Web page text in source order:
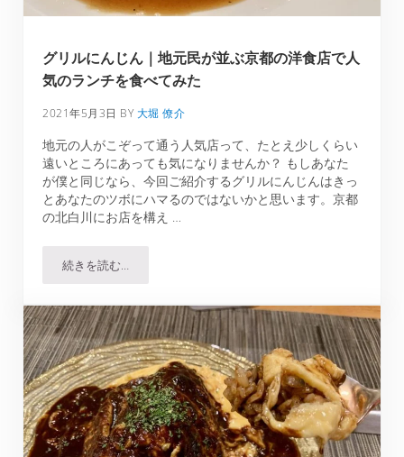
グリルにんじん｜地元民が並ぶ京都の洋食店で人
気のランチを食べてみた
2021年5月3日 BY 大堀 僚介
地元の人がこぞって通う人気店って、たとえ少しくらい
遠いところにあっても気になりませんか？ もしあなた
が僕と同じなら、今回ご紹介するグリルにんじんはきっ
とあなたのツボにハマるのではないかと思います。京都
の北白川にお店を構え …
続きを読む…グリルにんじん｜地元民が並ぶ京都の洋食店で人気のラン